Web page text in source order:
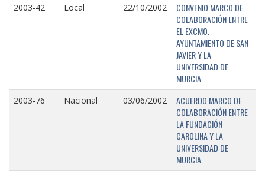
2003-42 Local 22/10/2002
CONVENIO MARCO DE
COLABORACIÓN ENTRE
EL EXCMO.
AYUNTAMIENTO DE SAN
JAVIER Y LA
UNIVERSIDAD DE
MURCIA
2003-76 Nacional 03/06/2002
ACUERDO MARCO DE
COLABORACIÓN ENTRE
LA FUNDACIÓN
CAROLINA Y LA
UNIVERSIDAD DE
MURCIA.